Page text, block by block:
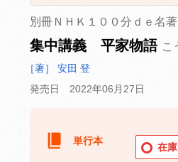
別冊ＮＨＫ１００分ｄｅ名著
集中講義 平家物語 こ
［著］ 安田 登
発売日 2022年06月27日
単行本
在